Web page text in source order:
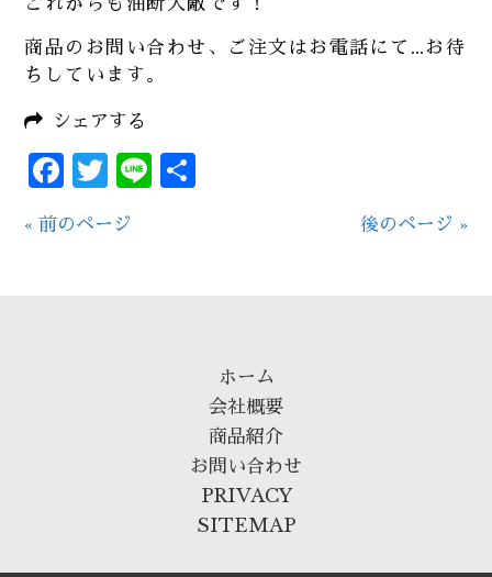
商品のお問い合わせ、ご注文はお電話にて…お待
ちしています。
シェアする
Facebook
Twitter
Line
« 前のページ 後のページ »
ホーム
会社概要
商品紹介
お問い合わせ
PRIVACY
SITEMAP